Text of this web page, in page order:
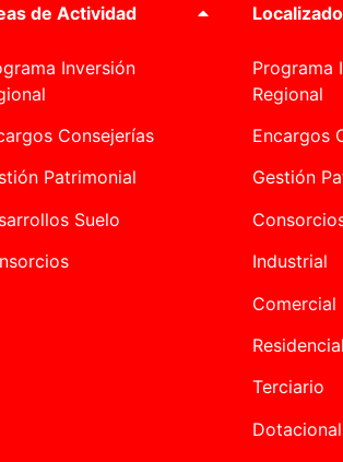
de Actividad
Inversión
Consejerías
Patrimonial
Suelo
Programa
Regional
Encargos
Gestión
Industrial
Comercial
Residencial
Terciario
Dotacional